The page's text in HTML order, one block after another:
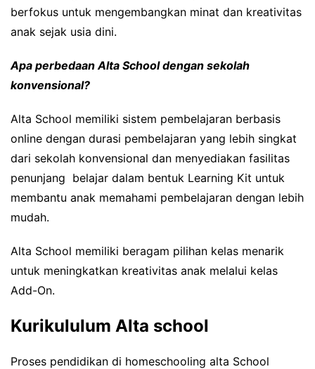
berfokus untuk mengembangkan minat dan kreativitas
anak sejak usia dini.
Apa perbedaan Alta School dengan sekolah
konvensional?
Alta School memiliki sistem pembelajaran berbasis
online dengan durasi pembelajaran yang lebih singkat
dari sekolah konvensional dan menyediakan fasilitas
penunjang belajar dalam bentuk Learning Kit untuk
membantu anak memahami pembelajaran dengan lebih
mudah.
Alta School memiliki beragam pilihan kelas menarik
untuk meningkatkan kreativitas anak melalui kelas
Add-On.
Kurikululum Alta school
Proses pendidikan di homeschooling alta School